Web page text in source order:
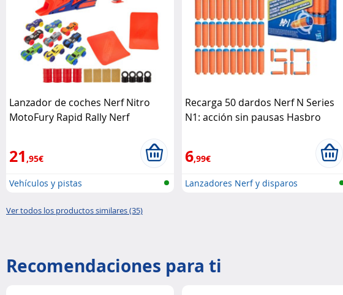
Lanzador de coches Nerf Nitro
MotoFury Rapid Rally Nerf
21,95€
Vehículos y pistas
Recarga 50 dardos Nerf N Series
N1: acción sin pausas Hasbro
6,99€
Lanzadores Nerf y disparos
Ver todos los productos similares (35)
Recomendaciones para ti